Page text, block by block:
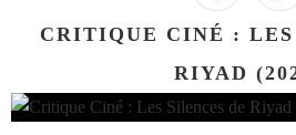
CRITIQUE CINÉ : LES
RIYAD